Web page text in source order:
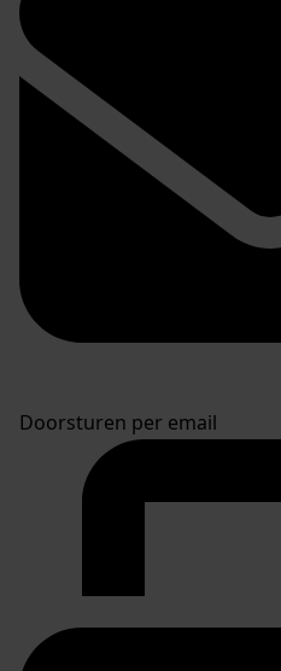
Doorsturen per email